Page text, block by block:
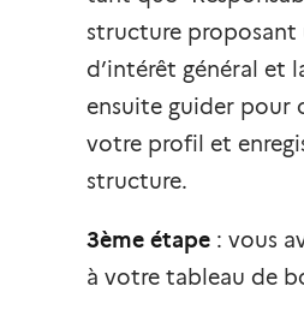
structure proposant
d’intérêt général et
ensuite guider pour
votre profil et
structure.
3ème étape : vous
à votre tableau de